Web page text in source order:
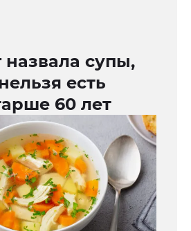
назвала супы,
есть
60 лет